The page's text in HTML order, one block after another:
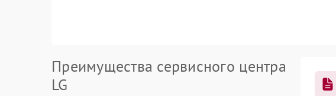
Преимущества сервисного центра
LG